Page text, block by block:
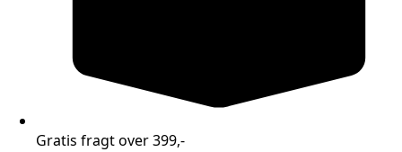
Gratis fragt over 399,-